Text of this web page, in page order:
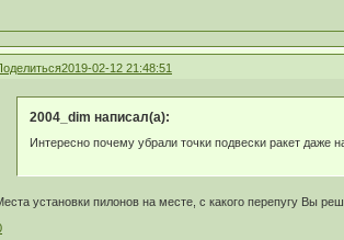
2019-02-12 21:48:51
2004_dim написал(а):
Интересно почему убрали точки подвески ракет даже
установки пилонов на месте, с какого перепугу Вы